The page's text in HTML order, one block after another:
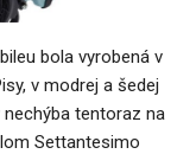
bola vyrobená v
v modrej a šedej
tentoraz na
Settantesimo